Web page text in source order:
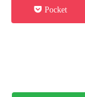
Pocket